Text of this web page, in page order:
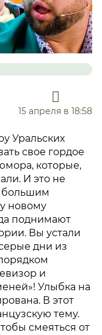
15 апреля в 18:58
Уральских
свое гордое
которые,
И это не
большим
новому
поднимают
Вы устали
дни из
и
Улыбка на
В этот
тему.
смеяться от